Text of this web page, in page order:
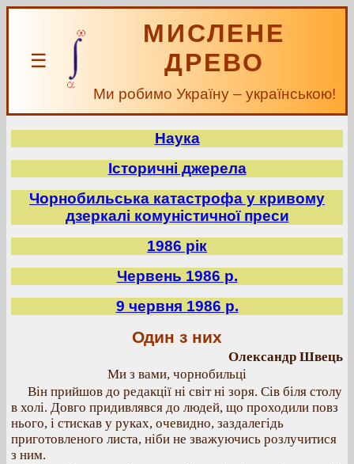
☰
МИСЛЕНЕ
ДРЕВО
Ми робимо Україну – українською!
Наука
Історичні джерела
Чорнобильська катастрофа у кривому
дзеркалі комуністичної преси
1986 рік
Червень 1986 р.
9 червня 1986 р.
Один з них
Олександр Швець
Ми з вами, чорнобильці
Він прийшов до редакції ні світ ні зоря. Сів біля столу
в холі. Довго придивлявся до людей, що проходили повз
нього, і стискав у руках, очевидно, заздалегідь
приготовленого листа, ніби не зважуючись розлучитися
з ним.